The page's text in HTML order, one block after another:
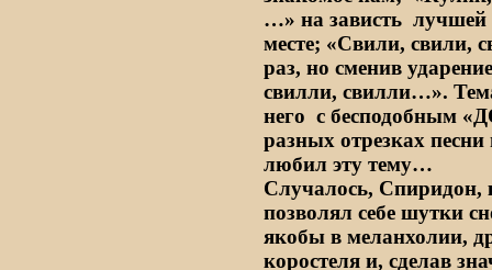
…» на зависть лучшей
месте; «Свили, свили,
раз, но сменив
свилли, свилли…».
него с бесподобным
разных отрезках
любил эту тему…
Случалось, Спиридон,
позволял себе шутки
якобы в меланхолии,
коростеля и, сделав